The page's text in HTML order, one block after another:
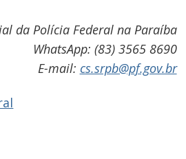
da Polícia Federal na Paraíba
WhatsApp: (83) 3565 8690
E-mail: cs.srpb@pf.gov.br